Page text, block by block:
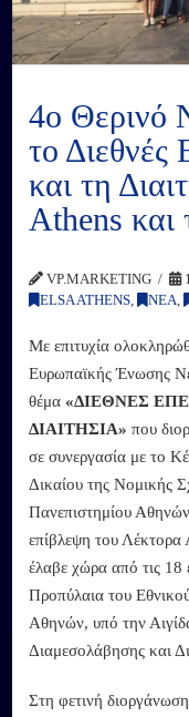
4ο Θερινό
το Διεθνές
και τη
Athens
VP.MARKETING
ELSA ATHENS, ΝΕΑ,
Με επιτυχία
Ευρωπαϊκής Ένωσης
θέμα «ΔΙΕΘΝΕΣ
ΔΙΑΙΤΗΣΙΑ» που
σε συνεργασία με το
Δικαίου της Νομικής
Πανεπιστημίου
επίβλεψη του
έλαβε χώρα από τις
Προπύλαια του
Αθηνών, υπό την
Διαμεσολάβησης και
Στη φετινή